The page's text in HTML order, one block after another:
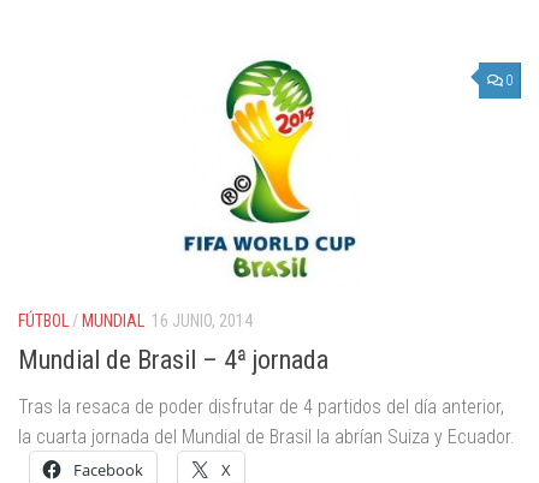
0
FÚTBOL / MUNDIAL 16 JUNIO, 2014
Mundial de Brasil – 4ª jornada
Tras la resaca de poder disfrutar de 4 partidos del día anterior,
la cuarta jornada del Mundial de Brasil la abrían Suiza y Ecuador.
Facebook X